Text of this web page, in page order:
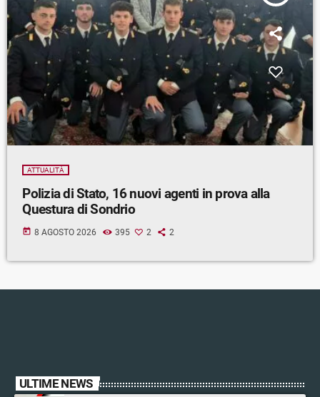
ATTUALITÀ
Polizia di Stato, 16 nuovi agenti in prova alla
Questura di Sondrio
today 8 AGOSTO 2026 395 2 2
ULTIME NEWS